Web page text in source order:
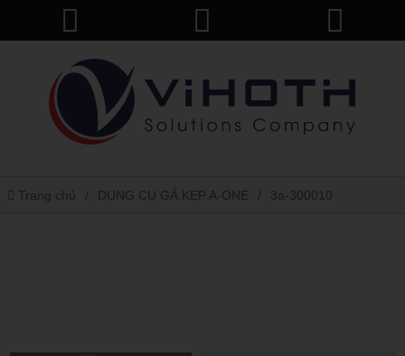
Trang chủ DỤNG CỤ GÁ KẸP A-ONE 3a-300010